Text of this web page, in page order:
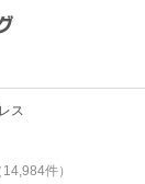
ス
14,984件）